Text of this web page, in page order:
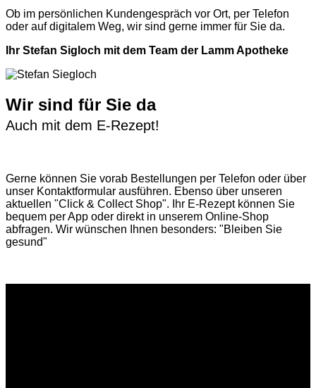
Ob im persönlichen Kundengespräch vor Ort, per Telefon
oder auf digitalem Weg, wir sind gerne immer für Sie da.
Ihr Stefan Sigloch mit dem Team der Lamm Apotheke
Wir sind für Sie da
Auch mit dem E-Rezept!
Gerne können Sie vorab Bestellungen per Telefon oder über
unser Kontaktformular ausführen. Ebenso über unseren
aktuellen "Click & Collect Shop". Ihr E-Rezept können Sie
bequem per App oder direkt in unserem Online-Shop
abfragen. Wir wünschen Ihnen besonders: "Bleiben Sie
gesund"